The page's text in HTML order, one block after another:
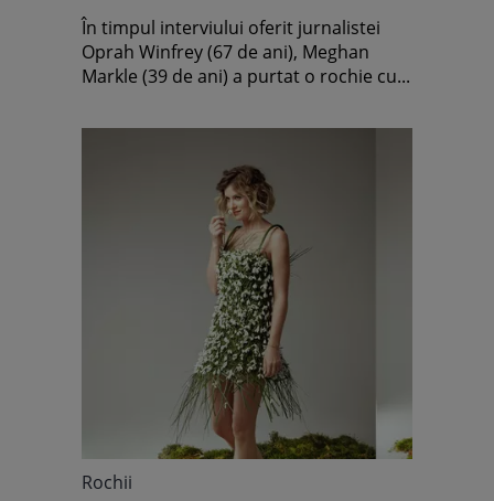
Oprah
În timpul interviului oferit jurnalistei
Oprah Winfrey (67 de ani), Meghan
Markle (39 de ani) a purtat o rochie cu...
Rochii